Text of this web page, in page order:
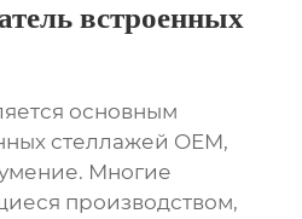
встроенных
основным
стеллажей OEM,
Многие
производством,